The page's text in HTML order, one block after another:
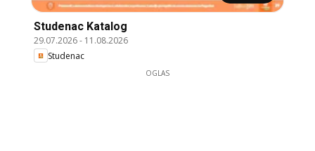
Studenac Katalog
29.07.2026- 11.08.2026
Studenac
OGLAS